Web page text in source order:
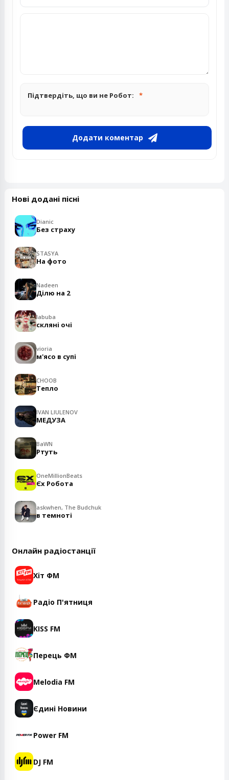
Підтвердіть, що ви не Робот:
Додати коментар
Нові додані пісні
Dianic
Без страху
STASYA
На фото
Nadeen
Ділю на 2
labuba
скляні очі
vioria
м'ясо в супі
CHOOB
Тепло
IVAN LIULENOV
МЕДУЗА
BaWN
Ртуть
OneMillionBeats
Єх Робота
askwhen, The Budchuk
в темноті
Онлайн радіостанції
Хіт ФМ
Радіо П'ятниця
KISS FM
Перець ФМ
Melodia FM
Єдині Новини
Power FM
DJ FM